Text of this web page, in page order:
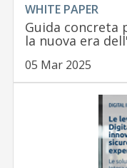
WHITE PAPER
Guida concreta
la nuova era
05 Mar 2025